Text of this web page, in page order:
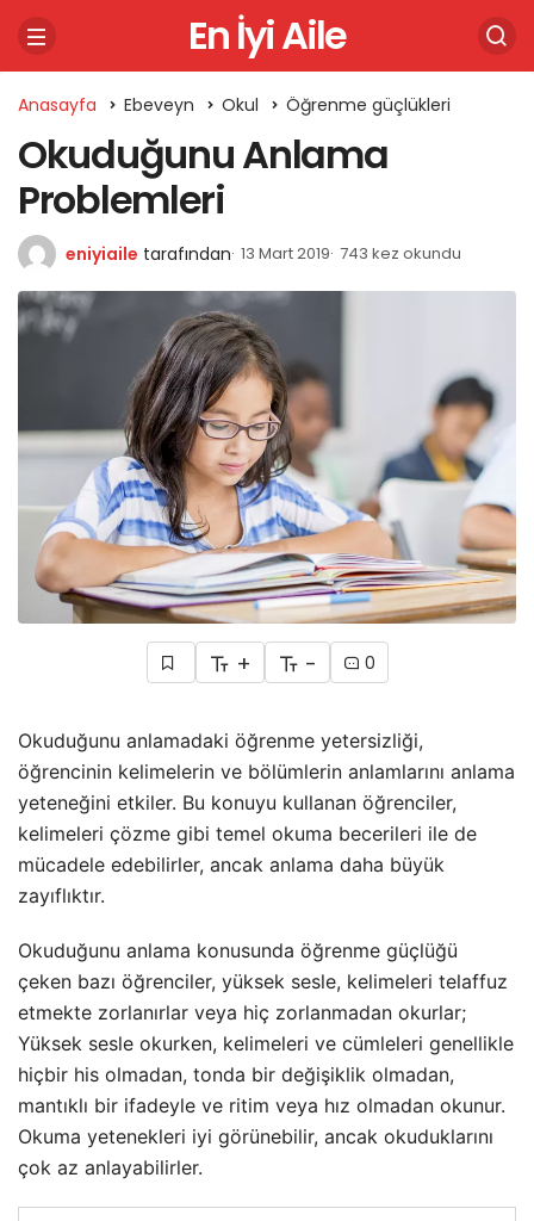
En İyi Aile
Anasayfa Ebeveyn Okul Öğrenme güçlükleri
Okuduğunu Anlama
Problemleri
eniyiaile tarafından 13 Mart 2019 743 kez okundu
+ - 0
Okuduğunu anlamadaki öğrenme yetersizliği,
öğrencinin kelimelerin ve bölümlerin anlamlarını anlama
yeteneğini etkiler. Bu konuyu kullanan öğrenciler,
kelimeleri çözme gibi temel okuma becerileri ile de
mücadele edebilirler, ancak anlama daha büyük
zayıflıktır.
Okuduğunu anlama konusunda öğrenme güçlüğü
çeken bazı öğrenciler, yüksek sesle, kelimeleri telaffuz
etmekte zorlanırlar veya hiç zorlanmadan okurlar;
Yüksek sesle okurken, kelimeleri ve cümleleri genellikle
hiçbir his olmadan, tonda bir değişiklik olmadan,
mantıklı bir ifadeyle ve ritim veya hız olmadan okunur.
Okuma yetenekleri iyi görünebilir, ancak okuduklarını
çok az anlayabilirler.